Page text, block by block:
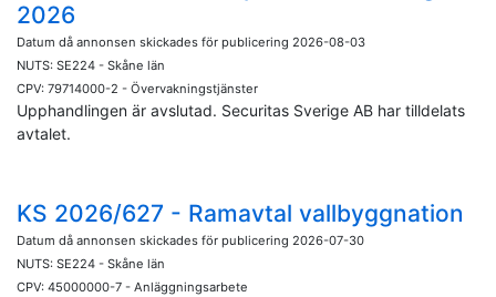
2026
Datum då annonsen skickades för publicering 2026-08-03
NUTS: SE224 - Skåne län
CPV: 79714000-2 - Övervakningstjänster
Upphandlingen är avslutad. Securitas Sverige AB har tilldelats
avtalet.
KS 2026/627 - Ramavtal vallbyggnation
Datum då annonsen skickades för publicering 2026-07-30
NUTS: SE224 - Skåne län
CPV: 45000000-7 - Anläggningsarbete